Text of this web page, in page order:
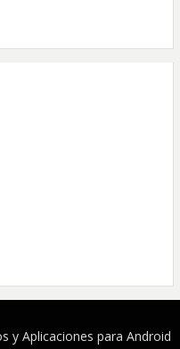
y Aplicaciones para Android